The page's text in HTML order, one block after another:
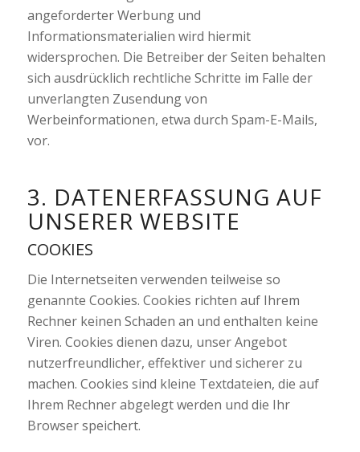
angeforderter Werbung und
Informationsmaterialien wird hiermit
widersprochen. Die Betreiber der Seiten behalten
sich ausdrücklich rechtliche Schritte im Falle der
unverlangten Zusendung von
Werbeinformationen, etwa durch Spam-E-Mails,
vor.
3. DATENERFASSUNG AUF
UNSERER WEBSITE
COOKIES
Die Internetseiten verwenden teilweise so
genannte Cookies. Cookies richten auf Ihrem
Rechner keinen Schaden an und enthalten keine
Viren. Cookies dienen dazu, unser Angebot
nutzerfreundlicher, effektiver und sicherer zu
machen. Cookies sind kleine Textdateien, die auf
Ihrem Rechner abgelegt werden und die Ihr
Browser speichert.